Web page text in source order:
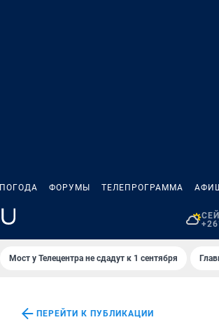
ПОГОДА ФОРУМЫ ТЕЛЕПРОГРАММА
Мост у Телецентра не сдадут к 1 сентября
ПЕРЕЙТИ К ПУБЛИКАЦИИ